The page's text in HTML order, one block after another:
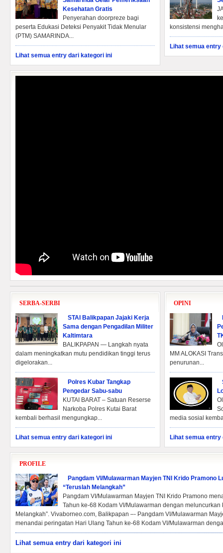
Kesehatan Gratis
Penyerahan doorpreze bagi
peserta Edukasi Deteksi Penyakit Tidak Menular
(PTM) SAMARINDA...
Lihat semua entry dari kategori ini
konsistensi
Lihat semua
SERBA-SERBI
STAI Balikpapan Jajaki Kerja
Sama dengan Pengadilan Militer
Kaltimtara
BALIKPAPAN — Langkah nyata
dalam meningkatkan mutu pendidikan tinggi terus
digelorakan...
Polres Kubar Tangkap
Pengedar Sabu-sabu
KUTAI BARAT – Satuan Reserse
Narkoba Polres Kutai Barat
kembali berhasil mengungkap...
Lihat semua entry dari kategori ini
OPINI
MM ALOKASI
penurunan...
media sosial
Lihat semua
PROFILE
Pangdam VI/Mulawarman Mayjen TNI Krido Pramono
“Teruslah Melangkah”
Pangdam VI/Mulawarman Mayjen TNI Krido Pramono
Tahun ke-68 Kodam VI/Mulawarman dengan meluncurkan
Melangkah”. Vivaborneo.com, Balikpapan –- Pangdam VI/Mulawarman
menandai peringatan Hari Ulang Tahun ke-68 Kodam VI/Mulawarman
Lihat semua entry dari kategori ini